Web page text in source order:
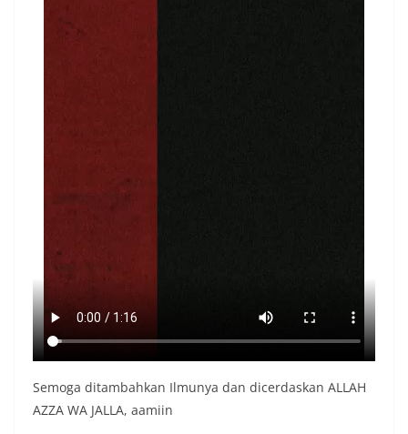
Semoga ditambahkan Ilmunya dan dicerdaskan ALLAH
AZZA WA JALLA, aamiin